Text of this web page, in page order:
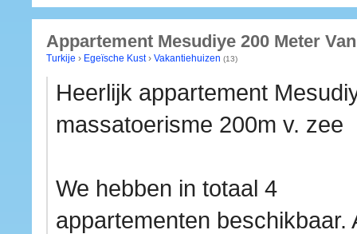
Appartement Mesudiye 200 Meter
Turkije › Egeïsche Kust› Vakantiehuizen (13)
Heerlijk appartement
massatoerisme 200m v. zee
We hebben in totaal 4
appartementen beschikbaar.